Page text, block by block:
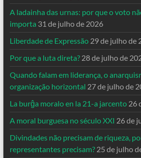
A ladainha das urnas: por que o voto
importa 31 de julho de 2026
Liberdade de Expressão 29 de julho de
Por que a luta direta? 28 de julho de
Quando falam em liderança, o
organização horizontal 27 de julho de
La burĝa moralo en la 21-a jarcento 26
A moral burguesa no século XXI 26 de
Divindades não precisam de riqueza,
representantes precisam? 25 de julho